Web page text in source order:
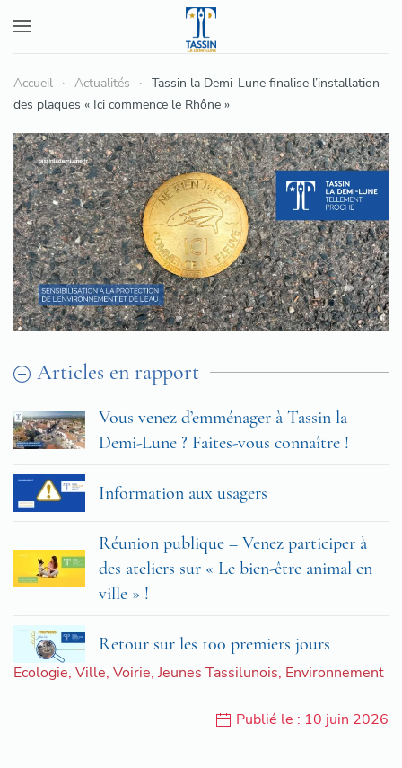
Accueil Actualités
Tassin la Demi-Lune finalise l’installation
des plaques « Ici commence le Rhône »
Articles en rapport
Vous venez d’emménager à Tassin la
Demi-Lune ? Faites-vous connaître !
Information aux usagers
Réunion publique – Venez participer à
des ateliers sur « Le bien-être animal en
ville » !
Retour sur les 100 premiers jours
Ecologie, Ville, Voirie, Jeunes Tassilunois, Environnement
Publié le : 10 juin 2026